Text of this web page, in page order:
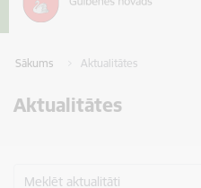
Sākums Aktualitātes
Aktualitātes
Meklēt aktualitāti